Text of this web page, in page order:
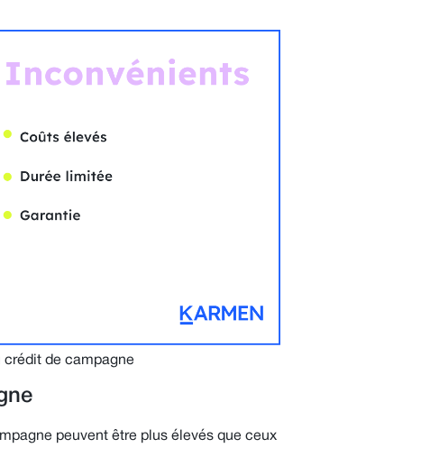
crédit de campagne
peuvent être plus élevés que ceux